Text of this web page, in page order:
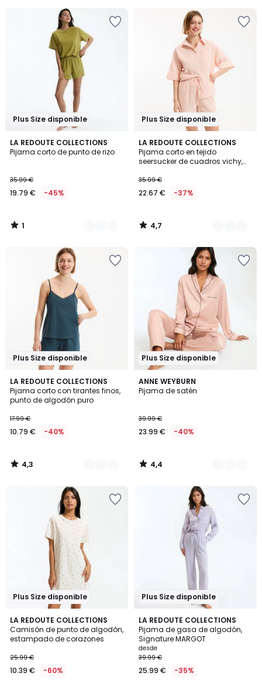
Plus Size disponible
LA REDOUTE COLLECTIONS
Pijama corto de punto de rizo
35.99 €
19.79 € -45%
1
/
3
Colores
1
/
Plus Size disponible
LA REDOUTE COLLECTIONS
Pijama corto en tejido
seersucker de cuadros vichy,
35.99 €
22.67 € -37%
4,7
/ 5
2
Colores
4,7
/
Plus Size disponible
LA REDOUTE COLLECTIONS
Pijama corto con tirantes finos,
punto de algodón puro
17.99 €
10.79 € -40%
4,3
/ 5
2
Colores
4,3
/
Plus Size disponible
ANNE WEYBURN
Pijama de satén
39.99 €
23.99 € -40%
4,4
/ 5
3
Colores
4,4
/
Plus Size disponible
LA REDOUTE COLLECTIONS
Camisón de punto de algodón,
estampado de corazones
25.99 €
10.39 € -60%
4,2
/ 5
Plus Size disponible
LA REDOUTE COLLECTIONS
Pijama de gasa de algodón,
Signature MARGOT
desde
39.99 €
25.99 € -35%
4,7
/ 5
4
Colores